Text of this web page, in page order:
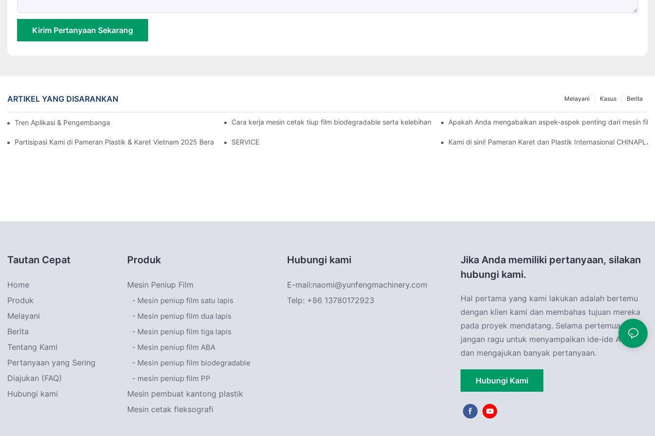
Kirim Pertanyaan Sekarang
ARTIKEL YANG DISARANKAN Berita
Kasus
Melayani
Tren Aplikasi & Pengembangan Mesin Peniup Film Cara kerja mesin cetak tiup film biodegradable serta kelebihan dan kekurangannya.Apakah Anda mengabaikan aspek-aspek penting dari mesin
Partisipasi Kami di Pameran Plastik & Karet Vietnam 2025 Berakhir dengan Kesuksesan Gemilang
SERVICE Kami di sini! Pameran Karet dan Plastik Internasional
Tautan Cepat
Home
Produk
Melayani
Berita
Tentang Kami
Pertanyaan yang Sering
Diajukan (FAQ)
Hubungi kami
Produk
Mesin Peniup Film
- Mesin peniup film satu lapis
- Mesin peniup film dua lapis
- Mesin peniup film tiga lapis
- Mesin peniup film ABA
- Mesin peniup film biodegradable
- mesin peniup film PP
Mesin pembuat kantong plastik
Mesin cetak fleksografi
Hubungi kami
E-mail:naomi@yunfengmachinery.com
Telp: +86 13780172923
Jika Anda memiliki pertanyaan, silakan
hubungi kami.
Hal pertama yang kami lakukan adalah bertemu
dengan klien kami dan membahas tujuan mereka
pada proyek mendatang. Selama pertemuan ini,
jangan ragu untuk menyampaikan ide-ide Anda
dan mengajukan banyak pertanyaan.
Hubungi Kami